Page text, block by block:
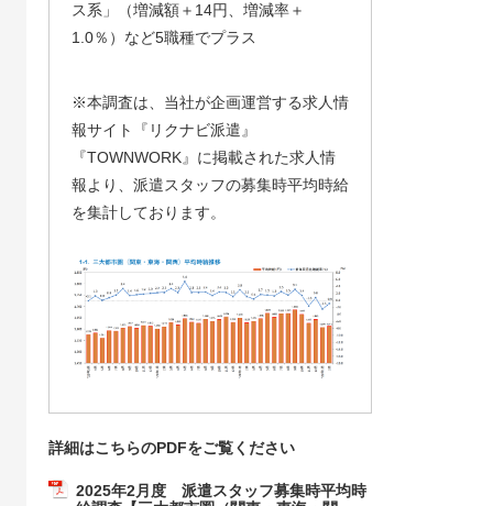
ス系」（増減額＋14円、増減率＋
1.0％）など5職種でプラス
※本調査は、当社が企画運営する求人情
報サイト『リクナビ派遣』
『TOWNWORK』に掲載された求人情
報より、派遣スタッフの募集時平均時給
を集計しております。
詳細はこちらのPDFをご覧ください
2025年2月度 派遣スタッフ募集時平均時